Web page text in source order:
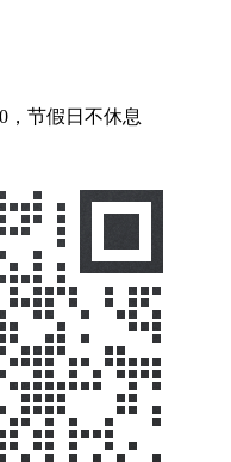
，节假日不休息